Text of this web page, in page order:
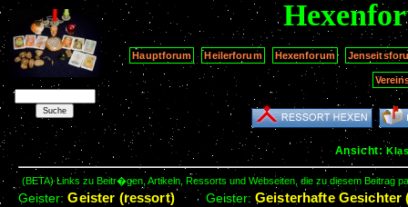
Hauptforum Heilerforum Hexenforum
Ansicht:
(BETA) Links zu Beitr�gen, Artikeln, Ressorts und Webseiten, die zu diesem Beitrag
Geister:Geister (ressort) Geister: Geisterhafte Gesichter